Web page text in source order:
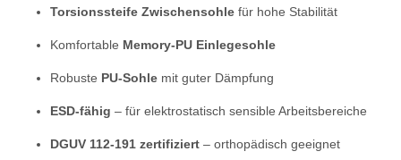
Torsionssteife Zwischensohle für hohe Stabilität
Komfortable Memory-PU Einlegesohle
Robuste PU-Sohle mit guter Dämpfung
ESD-fähig – für elektrostatisch sensible Arbeitsbereiche
DGUV 112-191 zertifiziert – orthopädisch geeignet